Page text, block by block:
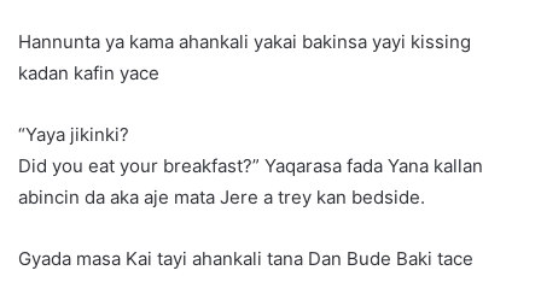
Hannunta ya kama ahankali yakai bakinsa yayi kissing
kadan kafin yace
“Yaya jikinki?
Did you eat your breakfast?” Yaqarasa fada Yana kallan
abincin da aka aje mata Jere a trey kan bedside.
Gyada masa Kai tayi ahankali tana Dan Bude Baki tace